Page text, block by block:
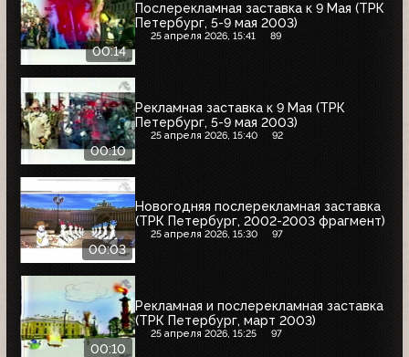
00:14
Послерекламная заставка к 9 Мая (ТРК
Петербург, 5-9 мая 2003)
25 апреля 2026, 15:41 89
00:10
Рекламная заставка к 9 Мая (ТРК
Петербург, 5-9 мая 2003)
25 апреля 2026, 15:40 92
00:03
Новогодняя послерекламная заставка
(ТРК Петербург, 2002-2003 фрагмент)
25 апреля 2026, 15:30 97
00:10
Рекламная и послерекламная заставка
(ТРК Петербург, март 2003)
25 апреля 2026, 15:25 97